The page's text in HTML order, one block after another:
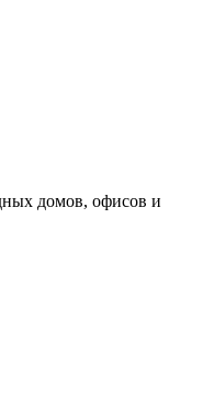
домов, офисов и